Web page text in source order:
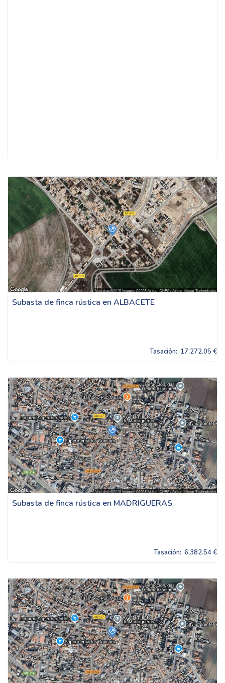
Subasta de finca rústica en ALBACETE
Tasación: 17,272.05 €
Subasta de finca rústica en MADRIGUERAS
Tasación: 6,382.54 €